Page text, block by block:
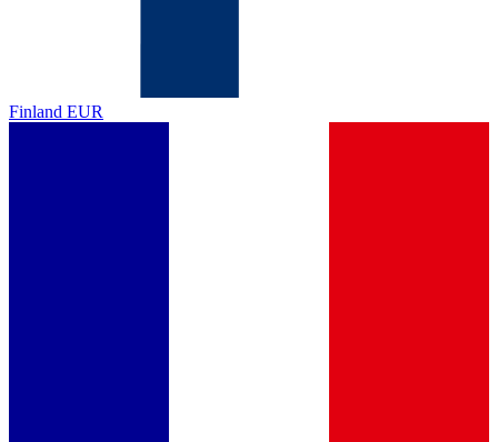
Finland EUR